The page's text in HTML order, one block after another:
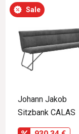
Sale
Johann Jakob
Sitzbank CALAS